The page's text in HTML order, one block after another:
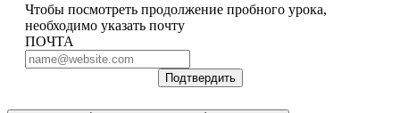
Чтобы посмотреть продолжение пробного урока,
необходимо указать почту
ПОЧТА
Подтвердить